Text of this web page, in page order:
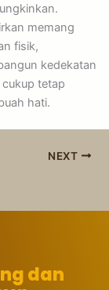
memang
fisik,
kedekatan
tetap
hati.
NEXT
dan